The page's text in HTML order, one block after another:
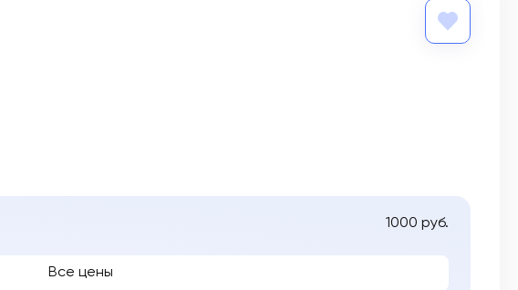
1000 руб.
Все цены